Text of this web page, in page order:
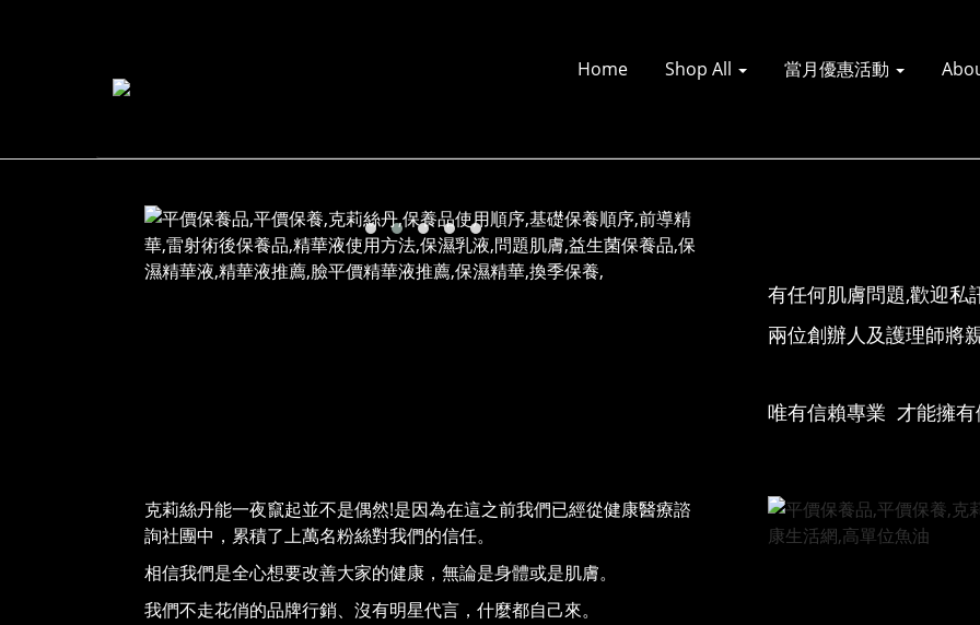
Home Shop All 當月優惠活動
有任何肌膚問題,歡迎私
兩位創辦人及護理師將
唯有信賴專業 才能擁
克莉絲丹能一夜竄起並不是偶然!是因為在這之前我們已經從健康醫療諮
詢社團中，累積了上萬名粉絲對我們的信任。
相信我們是全心想要改善大家的健康，無論是身體或是肌膚。
我們不走花俏的品牌行銷、沒有明星代言，什麼都自己來。